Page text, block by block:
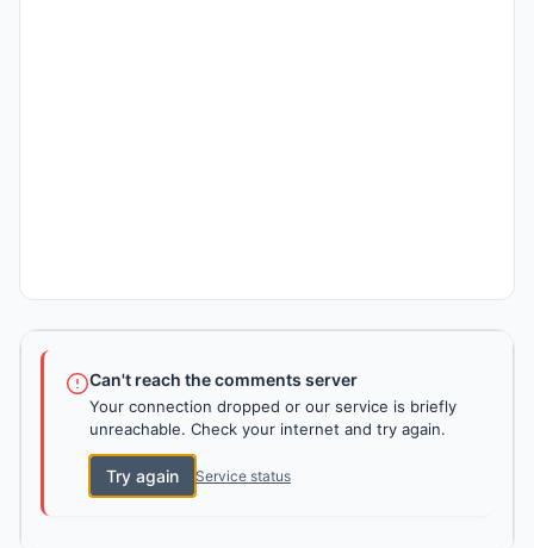
Can't reach the comments server
Your connection dropped or our service is briefly
unreachable. Check your internet and try again.
Try again Service status